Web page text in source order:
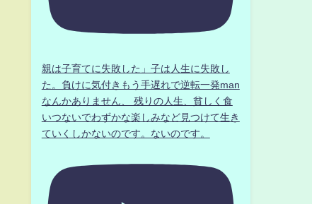
親は子育てに失敗した」子は人生に失敗し
た。負けに気付きもう手遅れで逆転一発man
なんかありません、 残りの人生、貧しく食
いつないでわずかな楽しみなど見つけて生き
ていくしかないのです。ないのです。